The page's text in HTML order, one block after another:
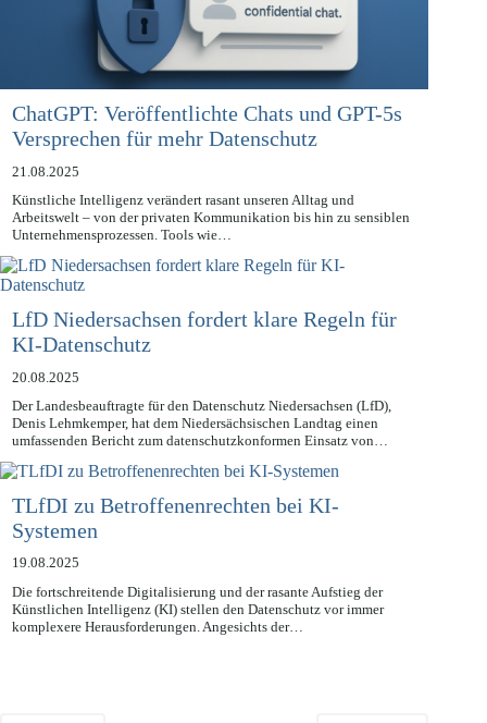
ChatGPT: Veröffentlichte Chats und GPT-5s
Versprechen für mehr Datenschutz
21.08.2025
Künstliche Intelligenz verändert rasant unseren Alltag und
Arbeitswelt – von der privaten Kommunikation bis hin zu sensiblen
Unternehmensprozessen. Tools wie…
LfD Niedersachsen fordert klare Regeln für
KI-Datenschutz
20.08.2025
Der Landesbeauftragte für den Datenschutz Niedersachsen (LfD),
Denis Lehmkemper, hat dem Niedersächsischen Landtag einen
umfassenden Bericht zum datenschutzkonformen Einsatz von…
TLfDI zu Betroffenenrechten bei KI-
Systemen
19.08.2025
Die fortschreitende Digitalisierung und der rasante Aufstieg der
Künstlichen Intelligenz (KI) stellen den Datenschutz vor immer